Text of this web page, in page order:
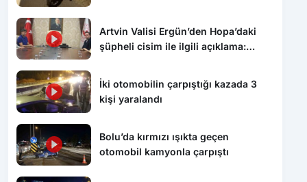
Artvin Valisi Ergün’den Hopa’daki
şüpheli cisim ile ilgili açıklama:
yeniden trafiğe açıldı”
İki otomobilin çarpıştığı kazada 3
kişi yaralandı
Bolu’da kırmızı ışıkta geçen
otomobil kamyonla çarpıştı